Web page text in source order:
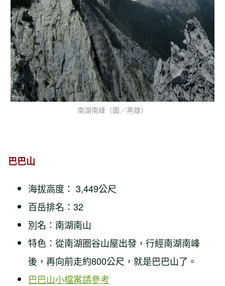
南湖南峰（圖／黑雄）
巴巴山
海拔高度： 3,449公尺
百岳排名：32
別名：南湖南山
特色：從南湖圈谷山屋出發，行經南湖南峰
後，再向前走約800公尺，就是巴巴山了。
巴巴山小檔案請參考